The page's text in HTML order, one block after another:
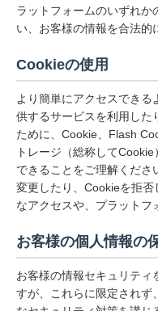
ラットフォームのいずれか
い、お客様の情報を合法的
Cookieの使用
より簡単にアクセスでき
供するサービスを利用した
ために、Cookie、Flash
トレージ（総称して
できることをご理解くだ
変更したり、Cookieを拒
なアクセスや、プラットフ
お客様の個人情報の
お客様の情報セキュリティ
すが、これらに限定されず